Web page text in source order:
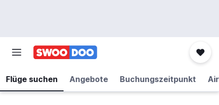
Flüge suchen Angebote Buchungszeitpunkt